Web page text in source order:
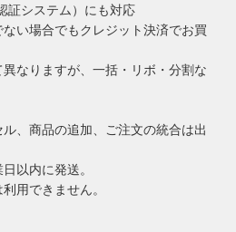
証システム）にも対応
い場合でもクレジット決済でお買
なりますが、一括・リボ・分割な
、商品の追加、ご注文の統合は出
以内に発送。
用できません。